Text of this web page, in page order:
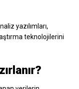
yazılımları,
teknolojilerini